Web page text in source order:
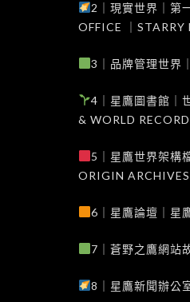
2｜現實世界｜第
OFFICE ｜STARRY
3｜品牌管理世界
4｜星鷹圖書館｜
& WORLD
5｜星鷹世界架構
ORIGIN
6｜星鷹論壇｜星
7｜蒼野之鷹網站
8｜星鷹新聞辦公